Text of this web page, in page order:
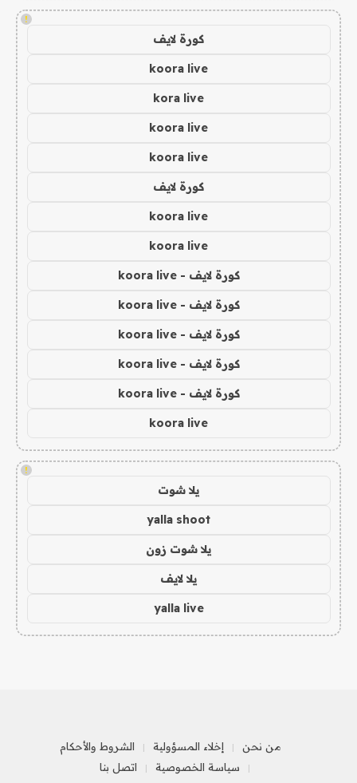
!
كورة لايف
koora live
kora live
koora live
koora live
كورة لايف
koora live
koora live
كورة لايف - koora live
كورة لايف - koora live
كورة لايف - koora live
كورة لايف - koora live
كورة لايف - koora live
koora live
!
يلا شوت
yalla shoot
يلا شوت زون
يلا لايف
yalla live
من نحن إخلاء المسؤولية
الشروط والأحكام
سياسة الخصوصية
اتصل بنا